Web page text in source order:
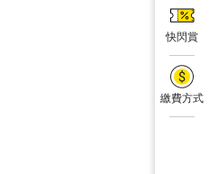
快閃賞
繳費方式